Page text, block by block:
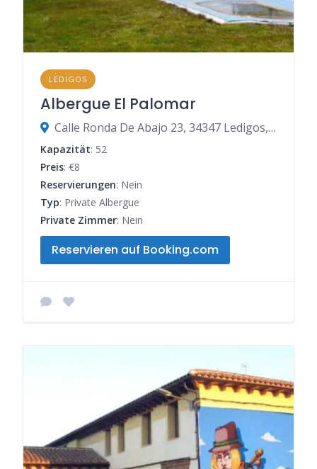
LEDIGOS
Albergue El Palomar
Calle Ronda De Abajo 23, 34347 Ledigos, Palencia, Spanien
Kapazität: 52
Preis: €8
Reservierungen: Nein
Typ: Private Albergue
Private Zimmer: Nein
Reservieren auf Booking.com